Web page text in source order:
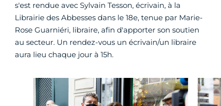
s'est rendue avec Sylvain Tesson, écrivain, à la
Librairie des Abbesses dans le 18e, tenue par Marie-
Rose Guarniéri, libraire, afin d'apporter son soutien
au secteur. Un rendez-vous un écrivain/un libraire
aura lieu chaque jour à 15h.